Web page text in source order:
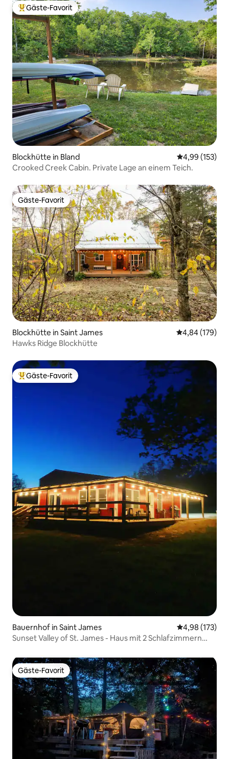
Beliebter Gäste-Favorit.
Gäste-Favorit
Blockhütte in Bland
4,99 (153)
Crooked Creek Cabin. Private Lage an einem Teich.
Gäste-Favorit
Gäste-Favorit
Blockhütte in Saint James
4,84 (179)
Hawks Ridge Blockhütte
Beliebter Gäste-Favorit.
Gäste-Favorit
Bauernhof in Saint James
4,98 (173)
Sunset Valley of St. James - Haus mit 2 Schlafzimmern
Gäste-Favorit
Gäste-Favorit